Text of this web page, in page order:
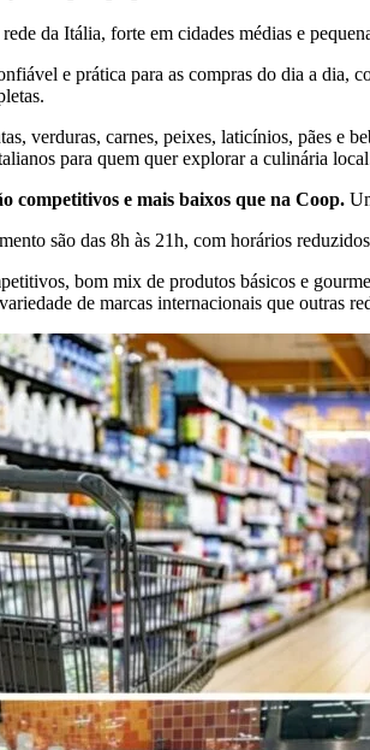
da Itália, forte em cidades médias e
e prática para as compras do dia a dia,
verduras, carnes, peixes, laticínios, pães e
para quem quer explorar a culinária
competitivos e mais baixos que na Coop.
são das 8h às 21h, com horários
bom mix de produtos básicos e
de marcas internacionais que outras